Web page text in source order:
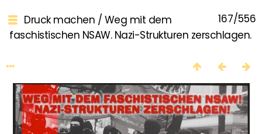
167/556
Druck machen / Weg mit dem
faschistischen NSAW. Nazi-Strukturen zerschlagen.